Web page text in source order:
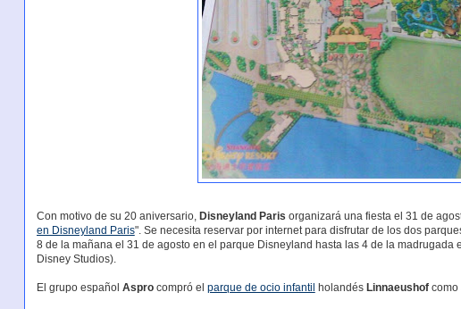
Con motivo de su 20 aniversario, Disneyland Paris organizará una fiesta el 31 de
en Disneyland Paris". Se necesita reservar por internet para disfrutar de los dos
8 de la mañana el 31 de agosto en el parque Disneyland hasta las 4 de la madrugada
Disney Studios).
El grupo español Asprocompró el parque de ocio infantil holandés Linnaeushofcomo